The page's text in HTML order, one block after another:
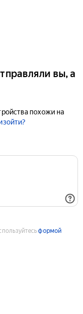
вы, а
похожи на
формой